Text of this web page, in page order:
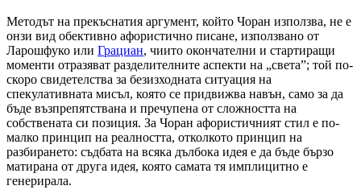
Методът на прекъснатия аргумент, който Чоран използва, не е
онзи вид обективно афористично писане, използвано от
Ларошфуко или Грациан, чиито окончателни и стартиращи
моменти отразяват разделителните аспекти на „света”; той по-
скоро свидетелства за безизходната ситуация на
спекулативната мисъл, която се придвижва навън, само за да
бъде възпрепятствана и пречупена от сложността на
собствената си позиция. За Чоран афористичният стил е по-
малко принцип на реалността, отколкото принцип на
разбирането: съдбата на всяка дълбока идея е да бъде бързо
матирана от друга идея, която самата тя имплицитно е
генерирала.